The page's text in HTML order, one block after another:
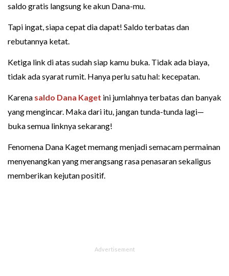
saldo gratis langsung ke akun Dana-mu.
Tapi ingat, siapa cepat dia dapat! Saldo terbatas dan
rebutannya ketat.
Ketiga link di atas sudah siap kamu buka. Tidak ada biaya,
tidak ada syarat rumit. Hanya perlu satu hal: kecepatan.
Karena saldo Dana Kaget ini jumlahnya terbatas dan banyak
yang mengincar. Maka dari itu, jangan tunda-tunda lagi—
buka semua linknya sekarang!
Fenomena Dana Kaget memang menjadi semacam permainan
menyenangkan yang merangsang rasa penasaran sekaligus
memberikan kejutan positif.